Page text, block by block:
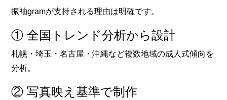
振袖gramが支持される理由は明確です。
① 全国トレンド分析から設計
札幌・埼玉・名古屋・沖縄など複数地域の成人式傾向を
分析。
② 写真映え基準で制作